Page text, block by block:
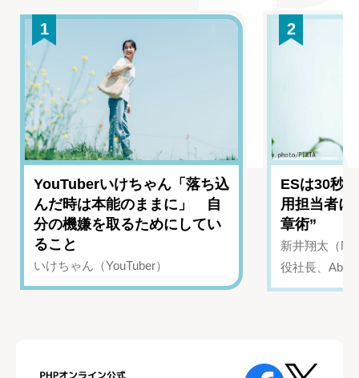
1
YouTuberいけちゃん「落ち込
んだ時は本能のままに」 自
分の機嫌を取るためにしてい
ること
いけちゃん（YouTuber）
2
ESは30秒
用担当者に
章術”
新井翔太（
役社長、